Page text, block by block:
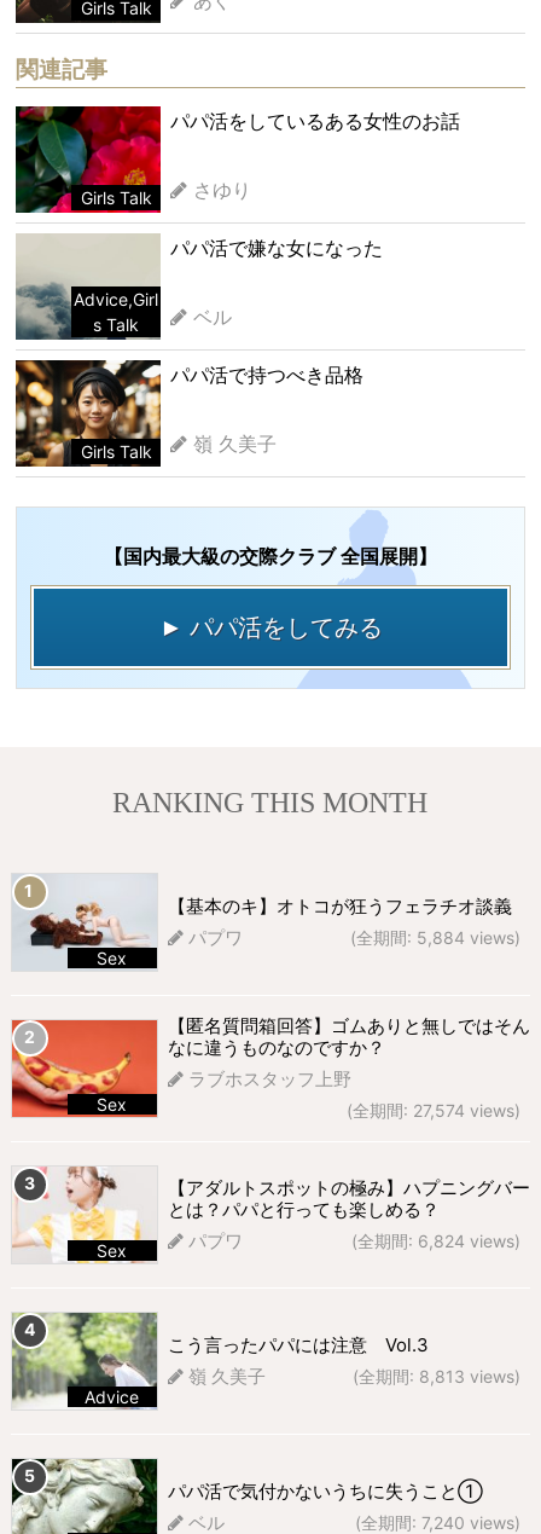
Girls Talk
関連記事
Girls Talk
パパ活をしているある女性のお話
さゆり
Advice,Girl
s Talk
パパ活で嫌な女になった
ベル
Girls Talk
パパ活で持つべき品格
嶺 久美子
【国内最大級の交際クラブ 全国展開】
► パパ活をしてみる
RANKING THIS MONTH
Sex
【基本のキ】オトコが狂うフェラチオ談義
パプワ
(全期間: 5,884 views)
Sex
【匿名質問箱回答】ゴムありと無しではそん
なに違うものなのですか？
ラブホスタッフ上野
(全期間: 27,574 views)
Sex
【アダルトスポットの極み】ハプニングバー
とは？パパと行っても楽しめる？
パプワ
(全期間: 6,824 views)
Advice
こう言ったパパには注意 Vol.3
嶺 久美子
(全期間: 8,813 views)
パパ活で気付かないうちに失うこと①
ベル
(全期間: 7,240 views)